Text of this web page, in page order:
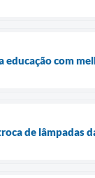
com
de lâmpadas